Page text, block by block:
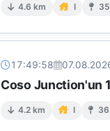
4.6 km I
17:49:58
Coso Junction'un
4.2 km I